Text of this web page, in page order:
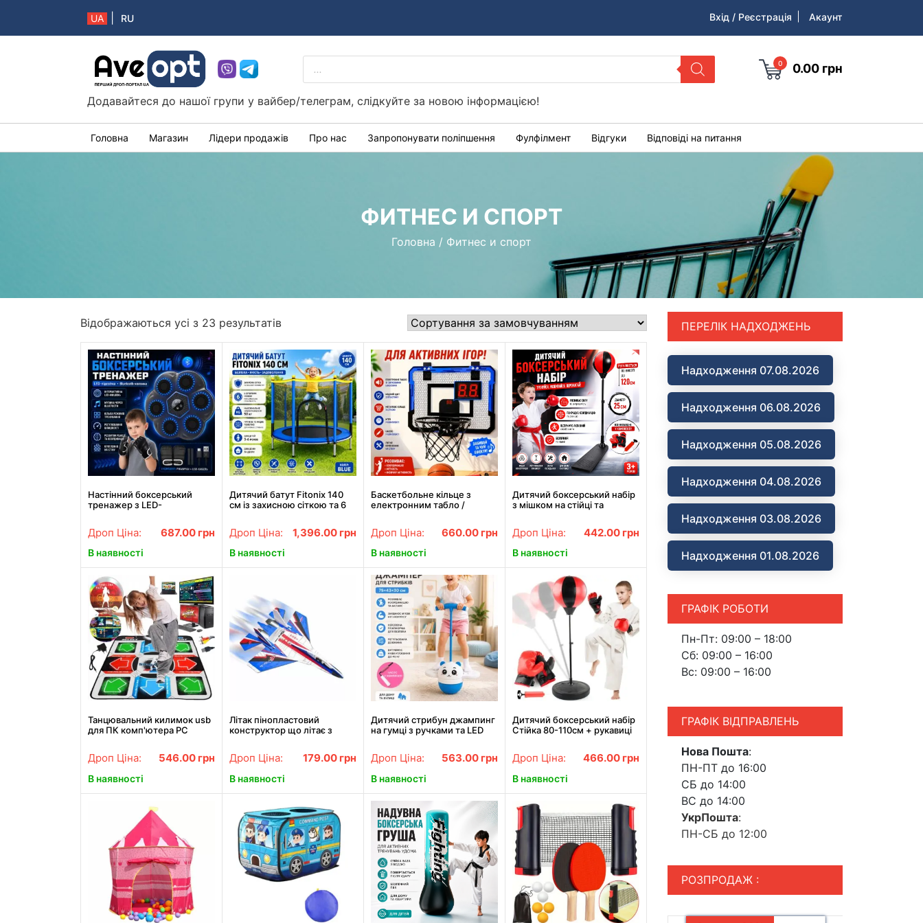
UA RU Вхід / Реєстрація Акаунт
Aveopt – оптова дропшипінг платформа в Україні
PRODUCTS
SEARCH
0 0.00 грн
Додавайтеся до нашої групи у вайбер/телеграм, слідкуйте за новою інформацією!
Головна Магазин Лідери продажів Про нас Запропонувати поліпшення Фулфілмент Відгуки Відповіді на питання
ФИТНЕС И СПОРТ
Головна / Фитнес и спорт
Відображаються усі з 23 результатів
Настінний боксерський
тренажер з LED-
режимами тренування
Дроп Ціна: 687.00 грн
В наявності
Дитячий батут Fitonix 140
см із захисною сіткою та 6
Дроп Ціна: 1,396.00 грн
В наявності
Баскетбольне кільце з
електронним табло /
кільцем зі звуковими
Дроп Ціна: 660.00 грн
В наявності
Дитячий боксерський набір
з мішком на стійці та
см
Дроп Ціна: 442.00 грн
В наявності
Танцювальний килимок usb
для ПК комп'ютера PC
Дроп Ціна: 546.00 грн
В наявності
Літак пінопластовий
конструктор що літає з
Дроп Ціна: 179.00 грн
В наявності
Дитячий стрибун джампинг
на гумці з ручками та LED
активних ігор
Дроп Ціна: 563.00 грн
В наявності
Дитячий боксерський набір
Стійка 80-110см + рукавиці
Дроп Ціна: 466.00 грн
В наявності
ПЕРЕЛІК НАДХОДЖЕНЬ
Надходження 07.08.2026
Надходження 06.08.2026
Надходження 05.08.2026
Надходження 04.08.2026
Надходження 03.08.2026
Надходження 01.08.2026
ГРАФІК РОБОТИ
Пн-Пт: 09:00 – 18:00
Сб: 09:00 – 16:00
Вс: 09:00 – 16:00
ГРАФІК ВІДПРАВЛЕНЬ
Нова Пошта:
ПН-ПТ до 16:00
СБ до 14:00
ВС до 14:00
УкрПошта:
ПН-СБ до 12:00
РОЗПРОДАЖ :